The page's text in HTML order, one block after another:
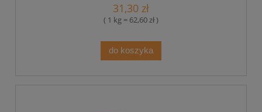
31,30 zł
( 1 kg = 62,60 zł )
do koszyka